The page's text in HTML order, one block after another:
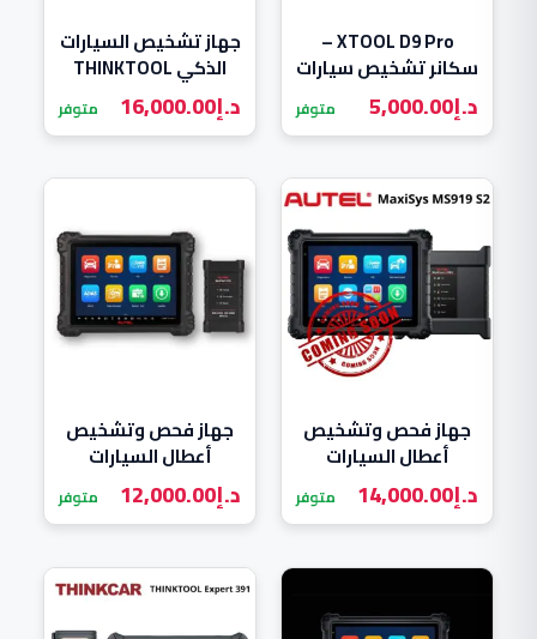
XTOOL D9 Pro –
سكانر تشخيص سيارات
بمستوى الوكيلد.إ5,000.00 متوفر
جهاز تشخيص السيارات
الذكي THINKTOOL
Expert 399 د.إ16,000.00 متوفر
جهاز فحص وتشخيص
أعطال السيارات
المتقدم Autel
MaxiSys MS919 S2د.إ14,000.00 متوفر
جهاز فحص وتشخيص
أعطال السيارات
المتقدم Autel
MaxiSys MS909 S2د.إ12,000.00 متوفر